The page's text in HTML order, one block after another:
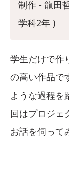
制作 - 龍田
学科2年 )
学生だけで作
の高い作品で
ような過程を
回はプロジェ
お話を伺って